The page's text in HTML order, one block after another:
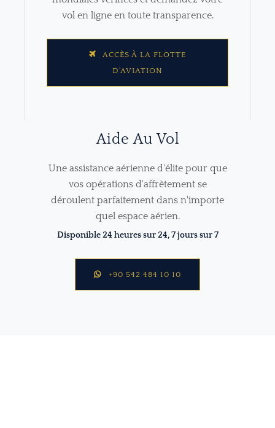
vol en ligne en toute transparence.
ACCÈS À LA FLOTTE
D'AVIATION
Aide Au Vol
Une assistance aérienne d'élite pour que
vos opérations d'affrètement se
déroulent parfaitement dans n'importe
quel espace aérien.
Disponible 24 heures sur 24, 7 jours sur 7
+90 542 484 10 10